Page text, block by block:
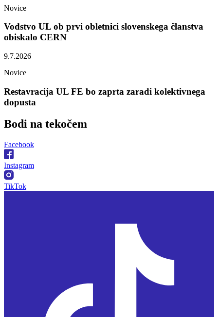
Novice
Vodstvo UL ob prvi obletnici slovenskega članstva
obiskalo CERN
9.7.2026
Novice
Restavracija UL FE bo zaprta zaradi kolektivnega
dopusta
Bodi na tekočem
Facebook
Instagram
TikTok